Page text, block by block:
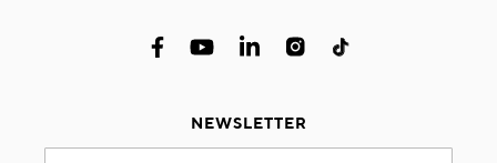
NEWSLETTER